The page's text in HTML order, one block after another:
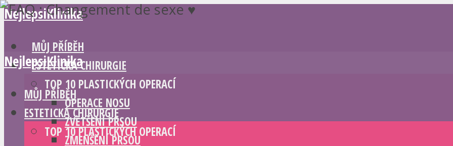
NejlepsiKlinika
MŮJ PŘÍBĚH
ESTETICKÁ CHIRURGIE
TOP 10 PLASTICKÝCH OPERACÍ
OPERACE NOSU
ZVĚTŠENÍ PRSOU
ZMENŠENÍ PRSOU
NejlepsiKlinika
MŮJ PŘÍBĚH
ESTETICKÁ CHIRURGIE
TOP 10 PLASTICKÝCH OPERACÍ